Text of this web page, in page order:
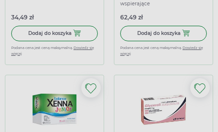
34,49 zł
Dodaj do koszyka Dodaj do koszyka Dicopeg Junior, puszka, 100 g
Podana cena jest ceną maksymalną. Dowiedz się
więcej
wspierające
62,49 zł
Dodaj do koszyka Dodaj do
Podana cena jest ceną maksymalną. Dowiedz się
więcej